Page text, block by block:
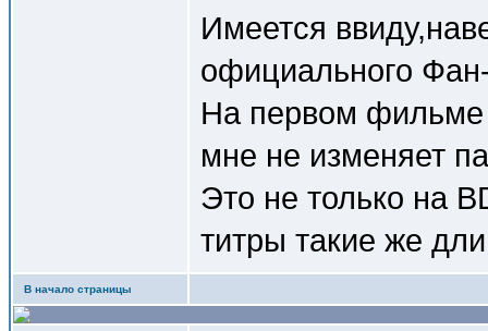
Имеется
официального
На первом фильме
мне не изменяет
Это не только на
титры такие же
В начало страницы